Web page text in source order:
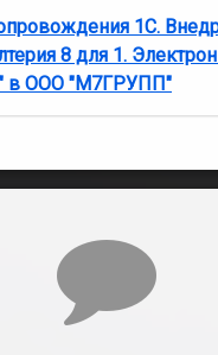
1С.
8 для 1.
в ООО "М7ГРУПП"